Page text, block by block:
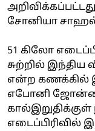
சோனியா சாஹல்
51 கிலோ
சுற்றில் இந்திய
என்ற கணக்கில்
எபோனி ஜோன்சை
எடைப்பிரிவில்